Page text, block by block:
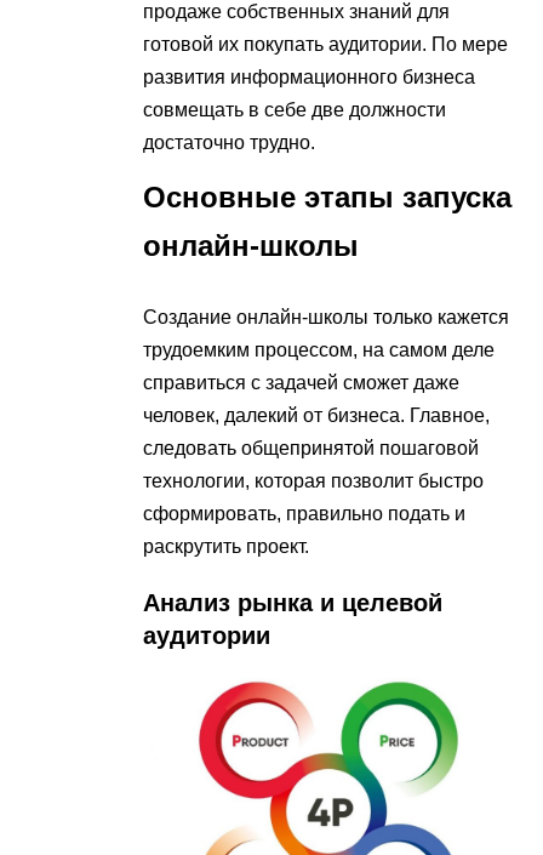
продаже собственных знаний для
готовой их покупать аудитории. По мере
развития информационного бизнеса
совмещать в себе две должности
достаточно трудно.
Основные этапы запуска
онлайн-школы
Создание онлайн-школы только кажется
трудоемким процессом, на самом деле
справиться с задачей сможет даже
человек, далекий от бизнеса. Главное,
следовать общепринятой пошаговой
технологии, которая позволит быстро
сформировать, правильно подать и
раскрутить проект.
Анализ рынка и целевой
аудитории